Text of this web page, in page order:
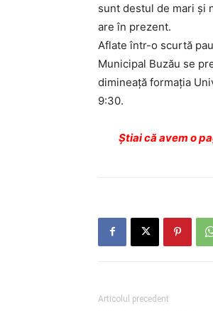
sunt destul de mari şi
are în prezent.
Aflate într-o scurtă
Municipal Buzău se
dimineaţă formaţia
9:30.
Ştiai că avem o
Articolul precedent